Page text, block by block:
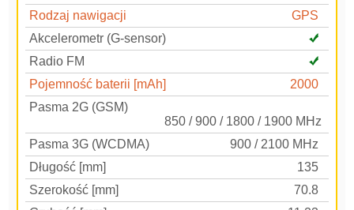
Rodzaj nawigacji
GPS
Akcelerometr (G-sensor)
Radio FM
Pojemność baterii [mAh]
2000
Pasma 2G (GSM)
850 / 900 / 1800 / 1900 MHz
Pasma 3G (WCDMA)
900 / 2100 MHz
Długość [mm]
135
Szerokość [mm]
70.8